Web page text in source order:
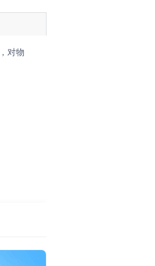
对物